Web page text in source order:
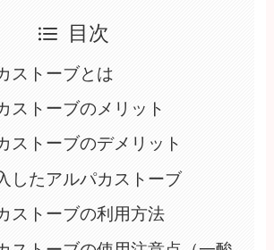
目次
ストーブとは
ストーブのメリット
ストーブのデメリット
したアルパカストーブ
ストーブの利用方法